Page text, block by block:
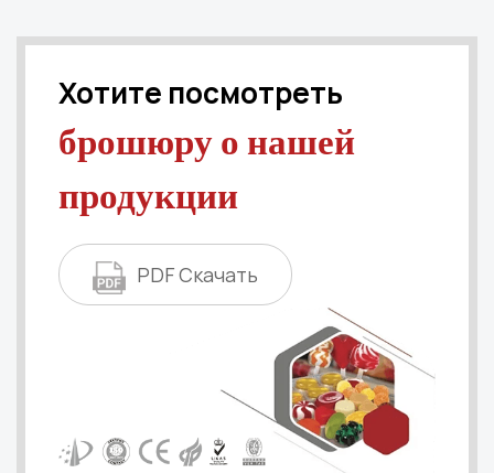
Хотите посмотреть
брошюру о нашей
продукции
PDF Скачать